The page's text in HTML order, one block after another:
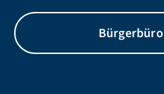
Bürgerbüro